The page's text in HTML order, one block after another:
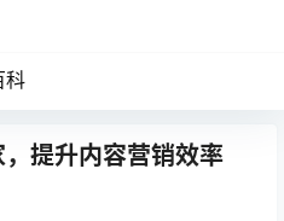
科
提升内容营销效率